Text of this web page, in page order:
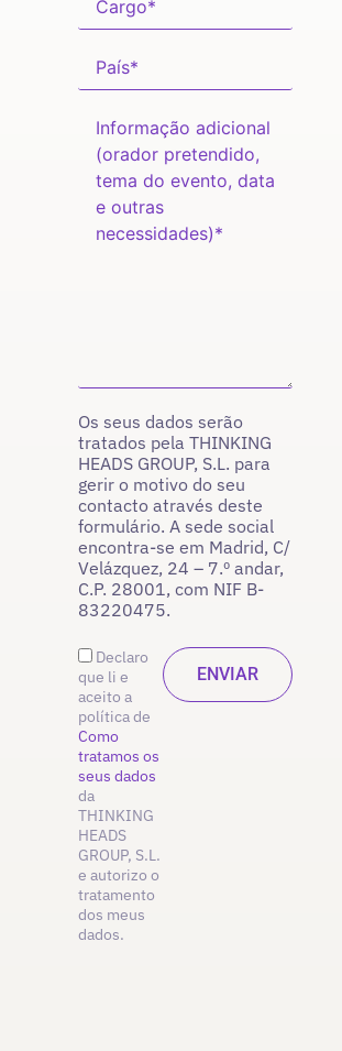
Os seus dados serão
tratados pela THINKING
HEADS GROUP, S.L. para
gerir o motivo do seu
contacto através deste
formulário. A sede social
encontra-se em Madrid, C/
Velázquez, 24 – 7.º andar,
C.P. 28001, com NIF B-
83220475.
Declaro
que li e
aceito a
política de
Como
tratamos os
seus dados
da
THINKING
HEADS
GROUP, S.L.
e autorizo o
tratamento
dos meus
dados.